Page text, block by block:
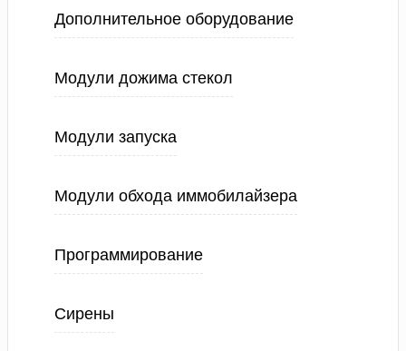
Дополнительное оборудование
Модули дожима стекол
Модули запуска
Модули обхода иммобилайзера
Программирование
Сирены